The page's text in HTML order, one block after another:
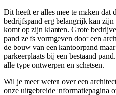
Dit heeft er alles mee te maken dat
bedrijfspand erg belangrijk kan
komt op zijn klanten. Grote
pand zelfs vormgeven door een
de bouw van een kantoorpand
parkeerplaats bij een bestaand
alle type ontwerpen en schetsen.
Wil je meer weten over een
onze uitgebreide informatiepagina